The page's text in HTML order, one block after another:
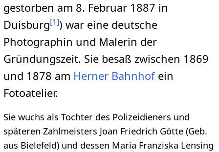
gestorben am 8. Februar 1887 in
Duisburg[1]) war eine deutsche
Photographin und Malerin der
Gründungszeit. Sie besaß zwischen 1869
und 1878 am Herner Bahnhofein
Fotoatelier.
Sie wuchs als Tochter des Polizeidieners und
späteren Zahlmeisters Joan Friedrich Götte (Geb.
aus Bielefeld) und dessen Maria Franziska Lensing